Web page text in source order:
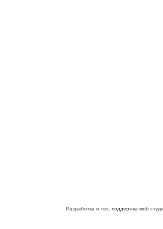
Разработка и тех. поддержка web